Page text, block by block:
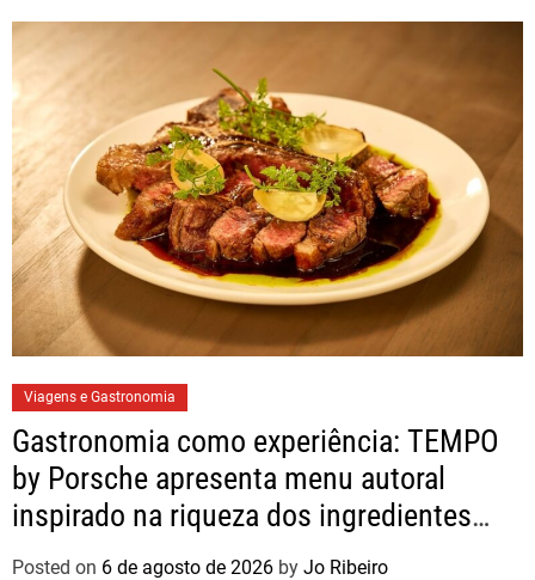
Viagens e Gastronomia
Gastronomia como experiência: TEMPO
by Porsche apresenta menu autoral
inspirado na riqueza dos ingredientes
brasileiros
Posted on 6 de agosto de 2026 by Jo Ribeiro